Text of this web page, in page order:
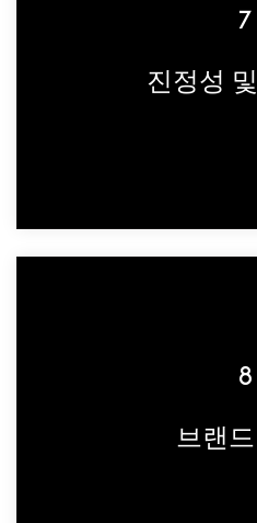
7
진정성
가 살고 있는 세상을
랜드를 보편적으로 보
다.
8
브랜
가능성이 높습니다.
는 팬들의 많은 시간
고의 엔터테인먼트 인